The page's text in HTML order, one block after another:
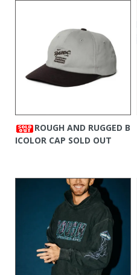
ROUGH AND RUGGED B
ICOLOR CAP SOLD OUT